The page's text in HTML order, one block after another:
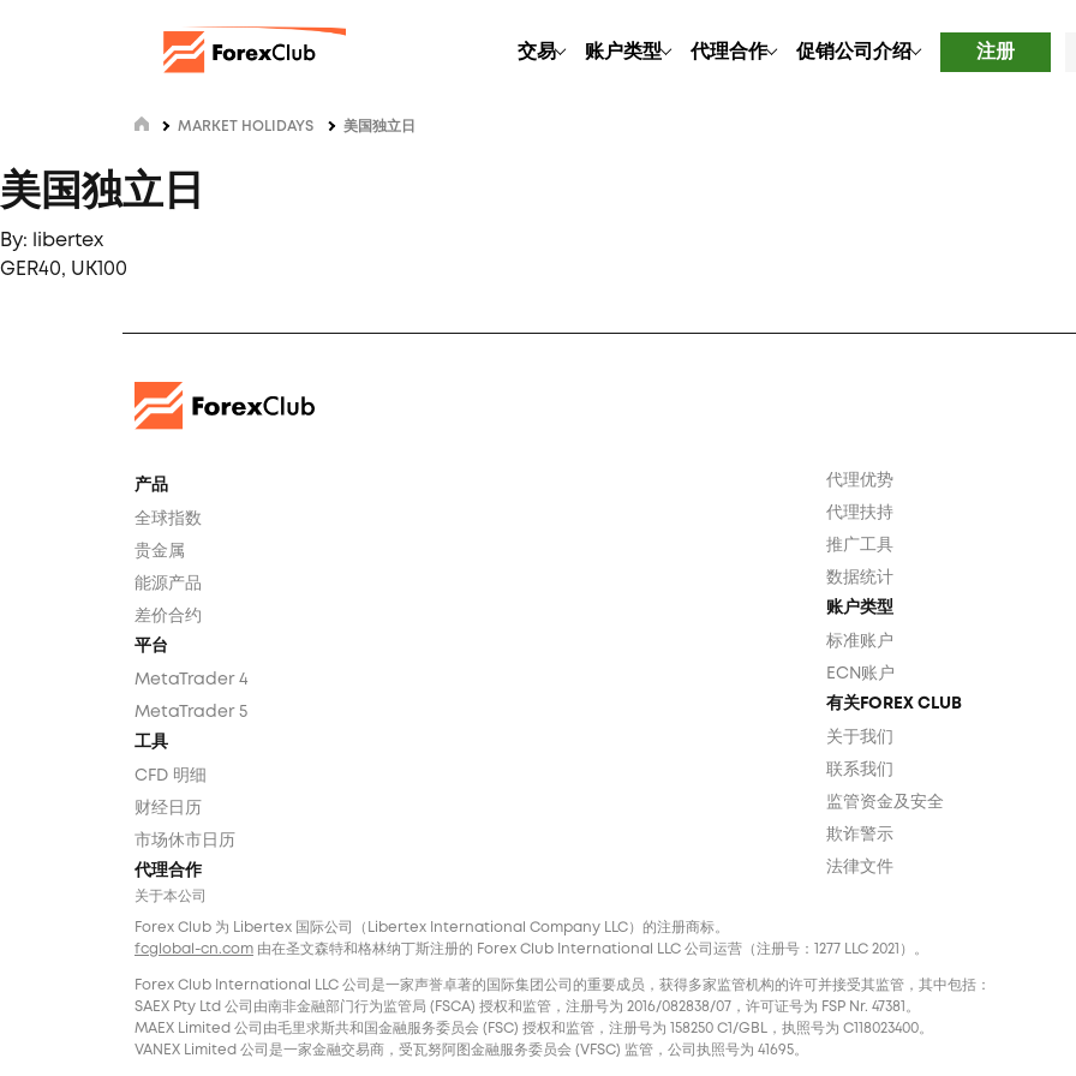
交易 账户类型 代理合作 促销公司介绍 注册
MARKET HOLIDAYS 美国独立日
美国独立日
By: libertex
GER40, UK100
产品
全球指数
贵金属
能源产品
差价合约
平台
MetaTrader 4
MetaTrader 5
工具
CFD 明细
财经日历
市场休市日历
代理合作
代理优势
代理扶持
推广工具
数据统计
账户类型
标准账户
ECN账户
有关FOREX CLUB
关于我们
联系我们
监管资金及安全
欺诈警示
法律文件
关于本公司
Forex Club 为 Libertex 国际公司（Libertex International Company LLC）的注册商标。
fcglobal-cn.com 由在圣文森特和格林纳丁斯注册的 Forex Club International LLC 公司运营（注册号：1277 LLC 2021）。
Forex Club International LLC 公司是一家声誉卓著的国际集团公司的重要成员，获得多家监管机构的许可并接受其监管，其中包括：
SAEX Pty Ltd 公司由南非金融部门行为监管局 (FSCA) 授权和监管，注册号为 2016/082838/07，许可证号为 FSP Nr. 47381。
MAEX Limited 公司由毛里求斯共和国金融服务委员会 (FSC) 授权和监管，注册号为 158250 C1/GBL，执照号为 С118023400。
VANEX Limited 公司是一家金融交易商，受瓦努阿图金融服务委员会 (VFSC) 监管，公司执照号为 41695。